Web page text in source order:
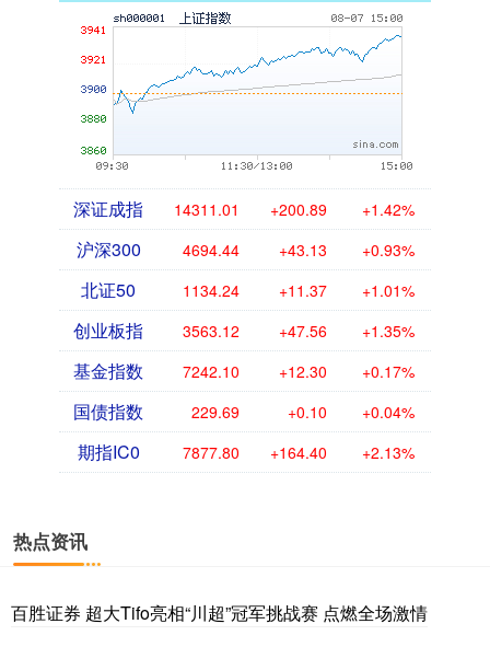
深证成指 14311.01 +200.89 +1.42%
沪深300 4694.44 +43.13 +0.93%
北证50 1134.24 +11.37 +1.01%
创业板指 3563.12 +47.56 +1.35%
基金指数 7242.10 +12.30 +0.17%
国债指数 229.69 +0.10 +0.04%
期指IC0 7877.80 +164.40 +2.13%
热点资讯
百胜证券 超大Tifo亮相“川超”冠军挑战赛 点燃全场激情